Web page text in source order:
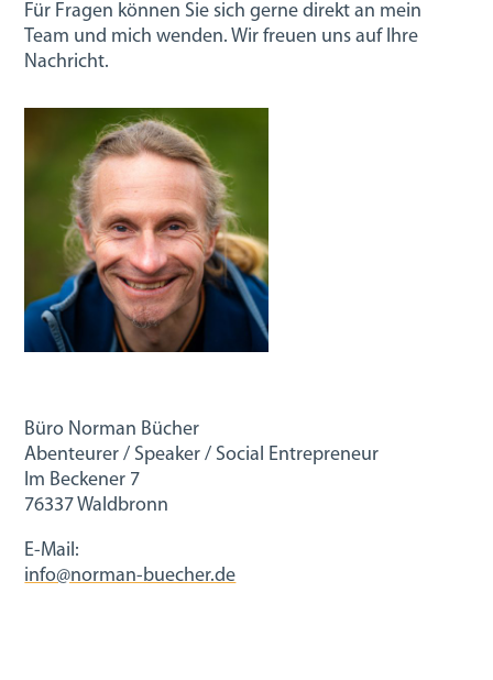
Für Fragen können Sie sich gerne direkt an mein
Team und mich wenden. Wir freuen uns auf Ihre
Nachricht.
Büro Norman Bücher
Abenteurer / Speaker / Social Entrepreneur
Im Beckener 7
76337 Waldbronn
E-Mail:
info@norman-buecher.de